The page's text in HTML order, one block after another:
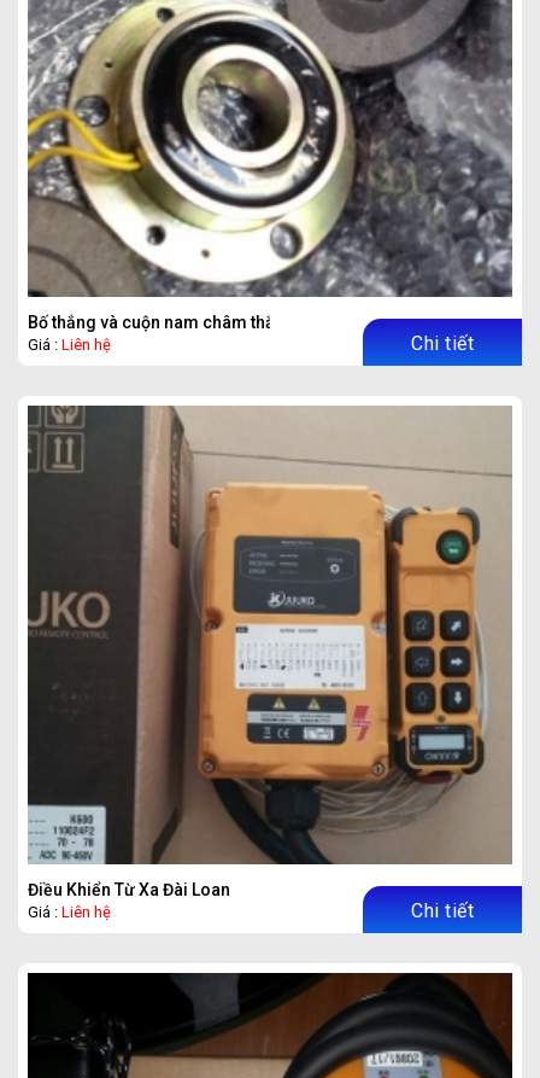
Bố thắng và cuộn nam châm thắng
Giá : Liên hệ Chi tiết
Điều Khiển Từ Xa Đài Loan
Giá : Liên hệ Chi tiết